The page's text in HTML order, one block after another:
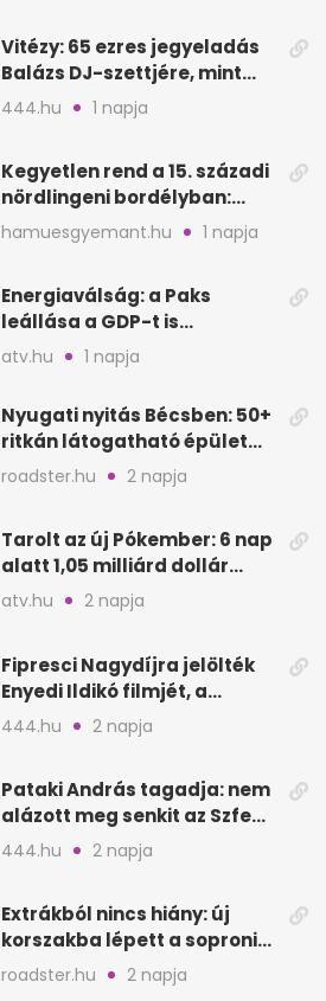
Vitézy: 65 ezres jegyeladás
Balázs DJ-szettjére, mint
metró nélküli Puskás-meccs
444.hu 1 napja
Kegyetlen rend a 15. századi
nördlingeni bordélyban:
verés, éheztetés
hamuesgyemant.hu 1 napja
Energiaválság: a Paks
leállása a GDP-t is
megütheti, int az
Oeconomus
atv.hu 1 napja
Nyugati nyitás Bécsben: 50+
ritkán látogatható épület
nyílik meg
roadster.hu 2 napja
Tarolt az új Pókember: 6 nap
alatt 1,05 milliárd dollár
bevétel
atv.hu 2 napja
Fipresci Nagydíjra jelölték
Enyedi Ildikó filmjét, a
Csendes barátot
444.hu 2 napja
Pataki András tagadja: nem
alázott meg senkit az Szfe
felvételijén
444.hu 2 napja
Extrákból nincs hiány: új
korszakba lépett a soproni
Fagus Hotel
roadster.hu 2 napja